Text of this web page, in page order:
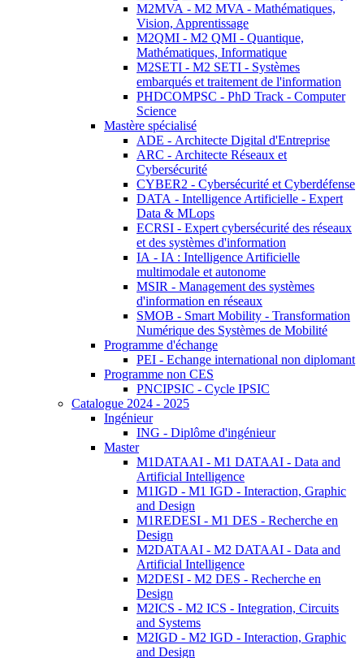
M2MVA - M2 MVA - Mathématiques,
Vision, Apprentissage
M2QMI - M2 QMI - Quantique,
Mathématiques, Informatique
M2SETI - M2 SETI - Systèmes
embarqués et traitement de l'information
PHDCOMPSC - PhD Track - Computer
Science
Mastère spécialisé
ADE - Architecte Digital d'Entreprise
ARC - Architecte Réseaux et
Cybersécurité
CYBER2 - Cybersécurité et Cyberdéfense
DATA - Intelligence Artificielle - Expert
Data & MLops
ECRSI - Expert cybersécurité des réseaux
et des systèmes d'information
IA - IA : Intelligence Artificielle
multimodale et autonome
MSIR - Management des systèmes
d'information en réseaux
SMOB - Smart Mobility - Transformation
Numérique des Systèmes de Mobilité
Programme d'échange
PEI - Echange international non diplomant
Programme non CES
PNCIPSIC - Cycle IPSIC
Catalogue 2024 - 2025
Ingénieur
ING - Diplôme d'ingénieur
Master
M1DATAAI - M1 DATAAI - Data and
Artificial Intelligence
M1IGD - M1 IGD - Interaction, Graphic
and Design
M1REDESI - M1 DES - Recherche en
Design
M2DATAAI - M2 DATAAI - Data and
Artificial Intelligence
M2DESI - M2 DES - Recherche en
Design
M2ICS - M2 ICS - Integration, Circuits
and Systems
M2IGD - M2 IGD - Interaction, Graphic
and Design